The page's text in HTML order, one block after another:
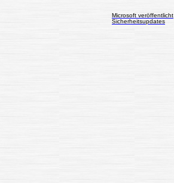
Microsoft veröffentlicht
Sicherheitsupdates